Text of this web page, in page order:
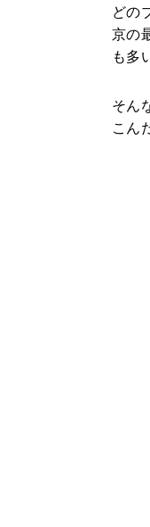
どの
京の
も多
そん
こん